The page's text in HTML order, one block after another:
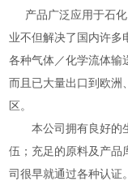
产品广泛应用于石化
业不但解决了国内许多
各种气体／化学流体输
而且已大量出口到欧洲
区。
本公司拥有良好的生
伍；充足的原料及产品
司很早就通过各种认证